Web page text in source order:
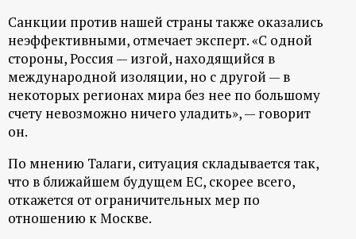
Санкции против нашей страны также оказались
неэффективными, отмечает эксперт. «С одной
стороны, Россия — изгой, находящийся в
международной изоляции, но с другой — в
некоторых регионах мира без нее по большому
счету невозможно ничего уладить», — говорит
он.
По мнению Талаги, ситуация складывается так,
что в ближайшем будущем ЕС, скорее всего,
откажется от ограничительных мер по
отношению к Москве.